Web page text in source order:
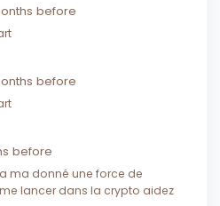
before
before
before
ma donné une force de
lancer dans la crypto aidez